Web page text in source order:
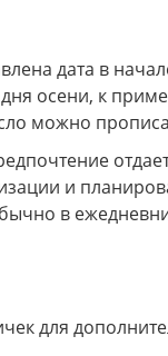
Митрофанов
сделали
Материал
их
дата в
осени, к
можно
и
в
для